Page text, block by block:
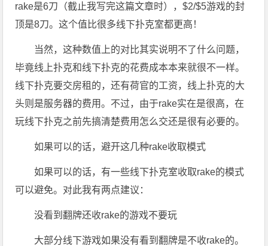
rake是6刀（截止我写完这篇文章时），$2/$5游戏的封
顶是8刀。这个值比很多线下扑克室都更高！
当然，这种数值上的对比其实说明不了什么问题，
毕竟线上扑克和线下扑克的花费成本本来就很不一样。
线下扑克要交房租的，还有荷官的工资，线上扑克的大
头则是服务器的费用。不过，由于rake实在是很高，在
玩线下扑克之前先搞清楚费用怎么交还是很有必要的。
如果可以的话，避开这几种rake收取模式
如果可以的话，有一些线下扑克室收取rake的模式
可以避免。对此我有两点建议：
没看到翻牌还收rake的游戏不要玩
大部分线下游戏如果没有看到翻牌是不收rake的。